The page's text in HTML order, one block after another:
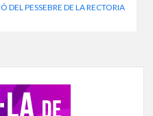
DEL PESSEBRE DE LA RECTORIA